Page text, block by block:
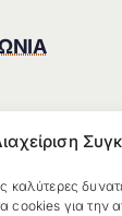
καλύτερες
cookies για την